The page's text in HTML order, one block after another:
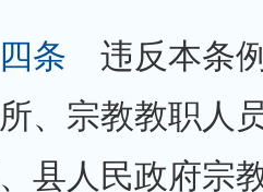
条 违反本条
、宗教教职人
县人民政府宗